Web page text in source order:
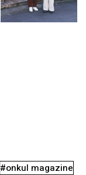
#onkul magazine